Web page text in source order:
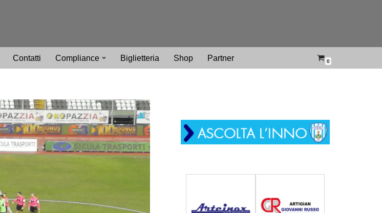
Contatti Compliance Biglietteria Shop Partner 0